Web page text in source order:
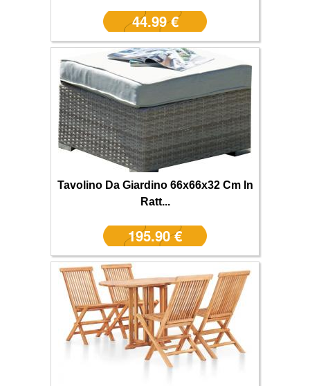
44.99 €
Tavolino Da Giardino 66x66x32 Cm In
Ratt...
195.90 €